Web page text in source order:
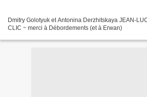
Dmitry Golotyuk et Antonina Derzhitskaya JEAN-
CLIC ~ merci à Débordements (et à Erwan)